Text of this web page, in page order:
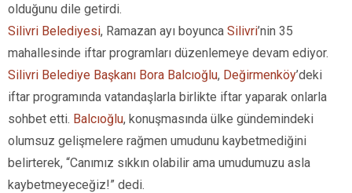
olduğunu dile getirdi.
Silivri Belediyesi, Ramazan ayı boyunca Silivri’nin 35
mahallesinde iftar programları düzenlemeye devam ediyor.
Silivri Belediye Başkanı Bora Balcıoğlu, Değirmenköy’deki
iftar programında vatandaşlarla birlikte iftar yaparak onlarla
sohbet etti. Balcıoğlu, konuşmasında ülke gündemindeki
olumsuz gelişmelere rağmen umudunu kaybetmediğini
belirterek, “Canımız sıkkın olabilir ama umudumuzu asla
kaybetmeyeceğiz!” dedi.